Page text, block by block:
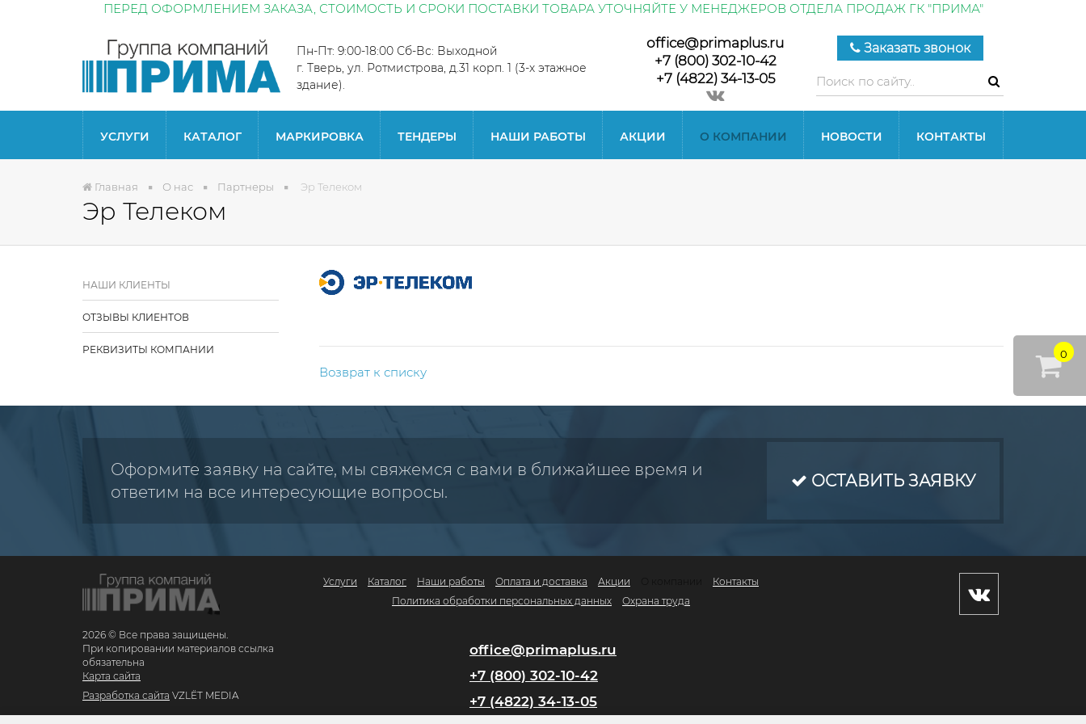
0
ПЕРЕД ОФОРМЛЕНИЕМ ЗАКАЗА, СТОИМОСТЬ И СРОКИ ПОСТАВКИ ТОВАРА УТОЧНЯЙТЕ У МЕНЕДЖЕРОВ ОТДЕЛА ПРОДАЖ ГК "ПРИМА"
Пн-Пт: 9:00-18:00 Сб-Вс: Выходной
г. Тверь, ул. Ротмистрова, д.31 корп. 1 (3-х этажное
здание).
office@primaplus.ru
+7 (800) 302-10-42
+7 (4822) 34-13-05
Заказать звонок
УСЛУГИ КАТАЛОГ МАРКИРОВКА ТЕНДЕРЫ НАШИ РАБОТЫ АКЦИИ О КОМПАНИИ НОВОСТИ КОНТАКТЫ
Главная О нас Партнеры Эр Телеком
Эр Телеком
НАШИ КЛИЕНТЫ
ОТЗЫВЫ КЛИЕНТОВ
РЕКВИЗИТЫ КОМПАНИИ
Возврат к списку
Оформите заявку на сайте, мы свяжемся с вами в ближайшее время и
ответим на все интересующие вопросы.
ОСТАВИТЬ ЗАЯВКУ
2026 © Все права защищены.
При копировании материалов ссылка
обязательна
Карта сайта
Разработка сайта VZLЁT MEDIA
Услуги Каталог Наши работы Оплата и доставка Акции
Контакты
Политика обработки персональных данных
Охрана труда
office@primaplus.ru
+7 (800) 302-10-42
+7 (4822) 34-13-05